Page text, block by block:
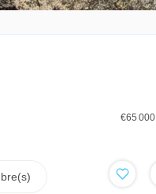
€65 000